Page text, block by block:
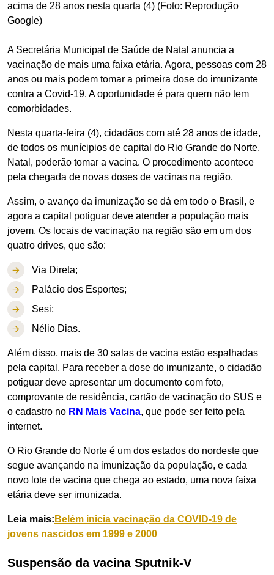
acima de 28 anos nesta quarta (4) (Foto: Reprodução
Google)
A Secretária Municipal de Saúde de Natal anuncia a
vacinação de mais uma faixa etária. Agora, pessoas com 28
anos ou mais podem tomar a primeira dose do imunizante
contra a Covid-19. A oportunidade é para quem não tem
comorbidades.
Nesta quarta-feira (4), cidadãos com até 28 anos de idade,
de todos os munícipios de capital do Rio Grande do Norte,
Natal, poderão tomar a vacina. O procedimento acontece
pela chegada de novas doses de vacinas na região.
Assim, o avanço da imunização se dá em todo o Brasil, e
agora a capital potiguar deve atender a população mais
jovem. Os locais de vacinação na região são em um dos
quatro drives, que são:
Via Direta;
Palácio dos Esportes;
Sesi;
Nélio Dias.
Além disso, mais de 30 salas de vacina estão espalhadas
pela capital. Para receber a dose do imunizante, o cidadão
potiguar deve apresentar um documento com foto,
comprovante de residência, cartão de vacinação do SUS e
o cadastro no RN Mais Vacina, que pode ser feito pela
internet.
O Rio Grande do Norte é um dos estados do nordeste que
segue avançando na imunização da população, e cada
novo lote de vacina que chega ao estado, uma nova faixa
etária deve ser imunizada.
Leia mais: Belém inicia vacinação da COVID-19 de
jovens nascidos em 1999 e 2000
Suspensão da vacina Sputnik-V